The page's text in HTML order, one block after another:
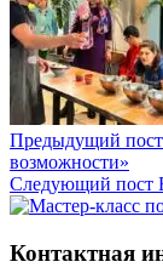
Предыдущий пост
возможности»
Следующий пост
Контактная